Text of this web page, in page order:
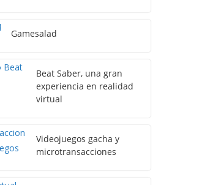
Gamesalad
Beat Saber, una gran
experiencia en realidad
virtual
Videojuegos gacha y
microtransacciones